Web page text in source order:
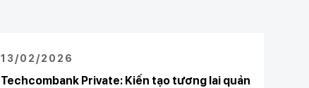
13/02/2026
Techcombank Private: Kiến tạo tương lai quản